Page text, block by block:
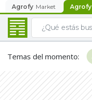
Agrofy Market Agrofy
Temas del momento: